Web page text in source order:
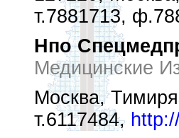
т.7881713,
Нпо
Медицинские
Москва,
т.6117484,